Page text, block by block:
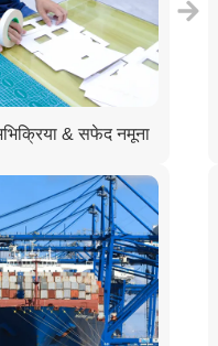
& सफेद नमूना